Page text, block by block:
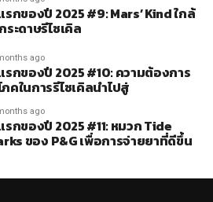
รกของปี 2025 #9: Mars’ Kind ใกล้
ระดาษรีไซเคิล
ago
รกของปี 2025 #10: ความต้องการ
คในการรีไซเคิลนำไปสู่
ago
รกของปี 2025 #11: หมวก Tide
ของ P&G เพื่อการจ่ายยาที่ดีขึ้น